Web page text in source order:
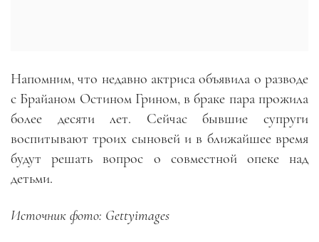
Напомним, что недавно актриса объявила о разводе
с Брайаном Остином Грином, в браке пара прожила
более десяти лет. Сейчас бывшие супруги
воспитывают троих сыновей и в ближайшее время
будут решать вопрос о совместной опеке над
детьми.
Источник фото: Gettyimages